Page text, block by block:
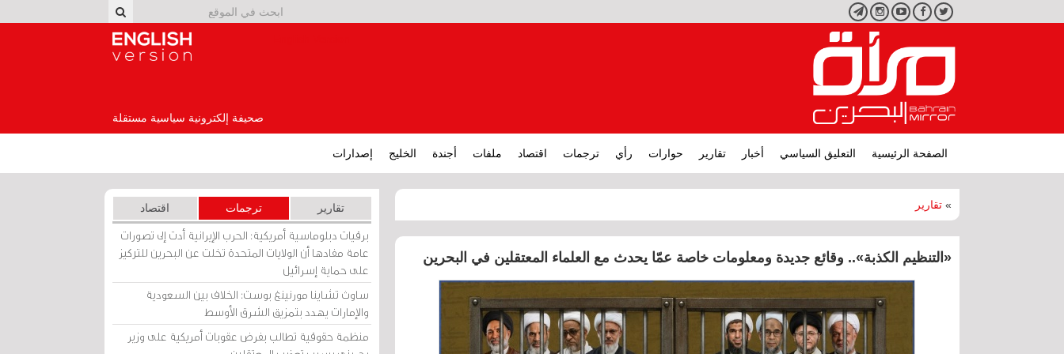
تويتر فيسبوكيوتيوبانستجرامتليجرام
صحيفة إلكترونية سياسية مستقلة
الصفحة الرئيسية التعليق السياسي أخبار تقارير حوارات رأي ترجمات اقتصاد ملفات أجندة الخليج إصدارات
» تقارير
«التنظيم الكذبة».. وقائع جديدة ومعلومات خاصة عمّا يحدث مع العلماء المعتقلين في البحرين
تقارير ترجمات اقتصاد
برقيات دبلوماسية أمريكية: الحرب الإيرانية أدت إلى تصورات
عامة مفادها أن الولايات المتحدة تخلت عن البحرين للتركيز
على حماية إسرائيل
ساوث تشاينا مورنينغ بوست: الخلاف بين السعودية
والإمارات يهدد بتمزيق الشرق الأوسط
منظمة حقوقية تطالب بفرض عقوبات أمريكية على وزير